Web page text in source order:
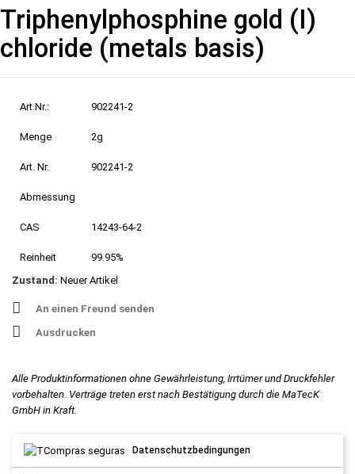
Triphenylphosphine gold (I)
chloride (metals basis)
Art.Nr.: 902241-2
Menge 2g
Art. Nr. 902241-2
Abmessung
CAS 14243-64-2
Reinheit
99.95%
Zustand: Neuer Artikel
An einen Freund senden
Ausdrucken
Alle Produktinformationen ohne Gewährleistung, Irrtümer und Druckfehler
vorbehalten. Verträge treten erst nach Bestätigung durch die MaTecK
GmbH in Kraft.
Datenschutzbedingungen